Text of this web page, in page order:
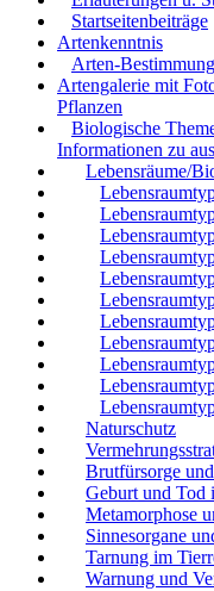
Startseitenbeiträge
Artenkenntnis
Arten-
Artengalerie mit
Pflanzen
Biologische
Informationen zu
Lebensräume/
Naturschutz
Brutfürsorge
Geburt und Tod
Metamorphose
Sinnesorgane
Tarnung im
Warnung und